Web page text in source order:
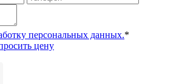
персональных данных.*
цену